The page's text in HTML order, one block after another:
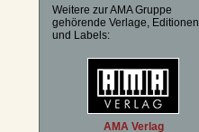
Weitere zur AMA Gruppe
gehörende Verlage, Editionen
und Labels:
AMA Verlag